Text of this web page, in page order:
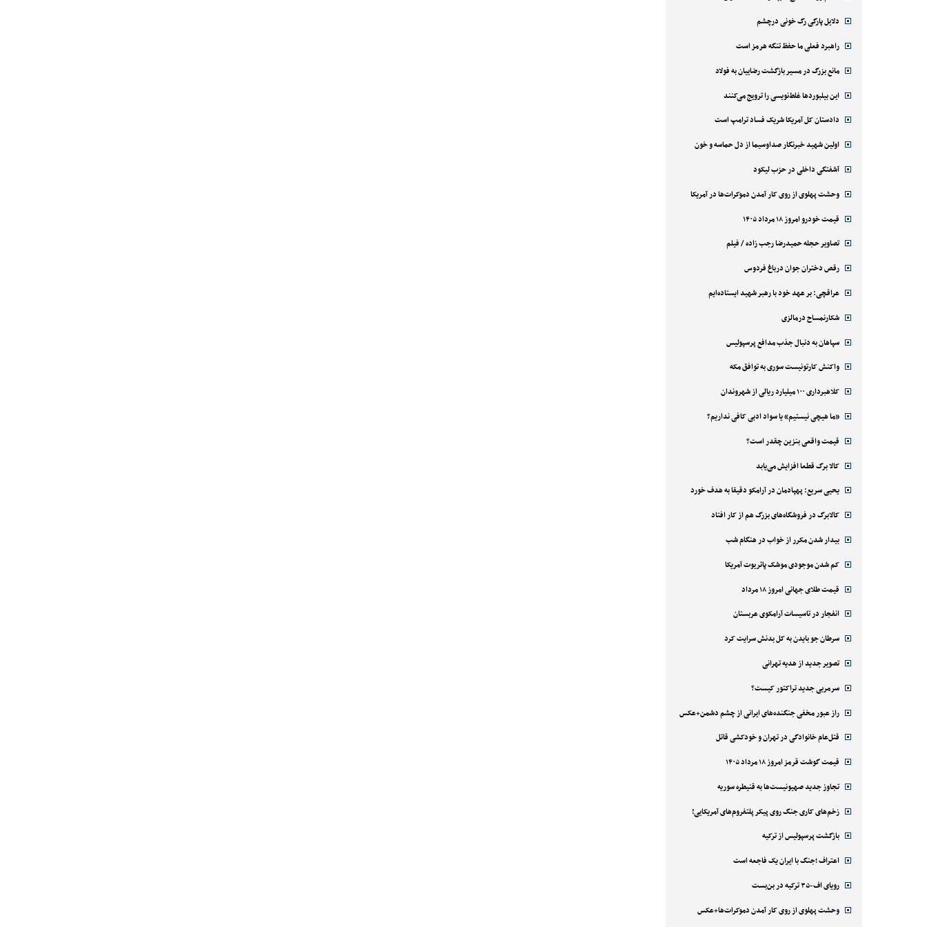
دلایل پارگی رگ خونی درچشم
راهبرد فعلی ما حفظ تنگه هرمز است
مانع بزرگ در مسیر بازگشت رضاییان به فولاد
این بیلبوردها غلط‌نویسی را ترویج می‌کنند
دادستان کل آمریکا شریک فساد ترامپ است
اولین شهید خبرنگار صداوسیما از دل حماسه و خون
آشفتگی داخلی در حزب لیکود
وحشت پهلوی از روی کار آمدن دموکرات‌ها در آمریکا
قیمت خودرو امروز ۱۸ مرداد ۱۴۰۵
تصاویر حجله حمیدرضا رجب زاده / فیلم
رقص دختران جوان درباغ فردوس
عراقچی: بر عهد خود با رهبر شهید ایستاده‌ایم
شکارنمساح درمالزی
سپاهان به دنبال جذب مدافع پرسپولیس
واکنش کارتونیست سوری به توافق مکه
کلاهبرداری ۱۰۰ میلیارد ریالی از شهروندان
«ما هیچی نیستیم» یا سواد ادبی کافی نداریم؟
قیمت واقعی بنزین چقدر است؟
کالا برگ قطعا افزایش می‌یابد
یحیی سریع: پهپادمان در آرامکو دقیقا به هدف خورد
کالابرگ در فروشگاه‌های بزرگ هم از کار افتاد
بیدار شدن مکرر از خواب در هنگام شب
کم شدن موجودی موشک پاتریوت آمریکا
قیمت طلای جهانی امروز ۱۸ مرداد
انفجار در تاسیسات آرامکوی عربستان
سرطان جو بایدن به کل بدنش سرایت کرد
تصویر جدید از هدیه تهرانی
سرمربی جدید تراکتور کیست؟
راز عبور مخفی جنگنده‌های ایرانی از چشم دشمن+عکس
قتل‌‌عام خانوادگی در تهران و خودکشی قاتل
قیمت گوشت قرمز امروز ۱۸ مرداد ۱۴۰۵
تجاوز جدید صهیونیست‌ها به قنیطره سوریه
زخم‌های کاری جنگ روی پیکر پلتفروم‌های آمریکایی!
بازگشت پرسپولیس از ترکیه
اعتراف ؛جنگ با ایران یک فاجعه است
رویای اف-۳۵ ترکیه در بن‌بست
وحشت پهلوی از روی کار آمدن دموکرات‌ها+عکس